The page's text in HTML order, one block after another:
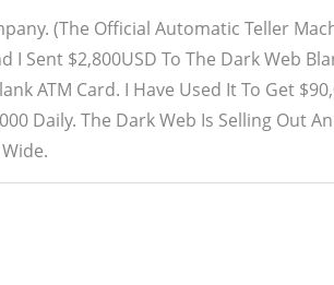
(The Official Automatic Teller
Sent $2,800USD To The Dark Web
ATM Card. I Have Used It To Get
Daily. The Dark Web Is Selling Out